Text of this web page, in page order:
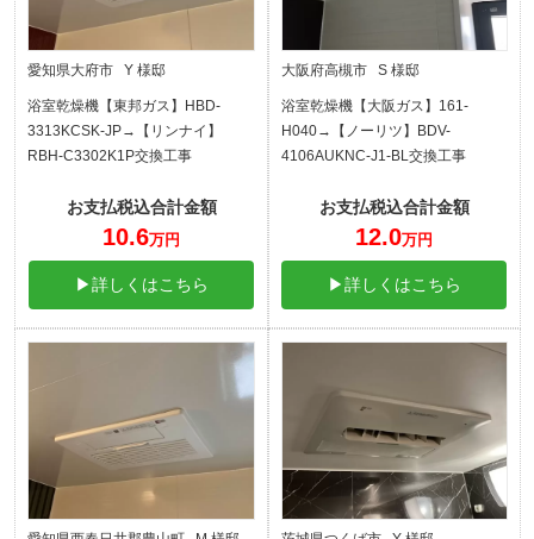
愛知県大府市 Y 様邸
浴室乾燥機【東邦ガス】HBD-
3313KCSK-JP→【リンナイ】
RBH-C3302K1P交換工事
お支払税込合計金額
10.6万円
▶詳しくはこちら
大阪府高槻市 S 様邸
浴室乾燥機【大阪ガス】161-
H040→【ノーリツ】BDV-
4106AUKNC-J1-BL交換工事
お支払税込合計金額
12.0万円
▶詳しくはこちら